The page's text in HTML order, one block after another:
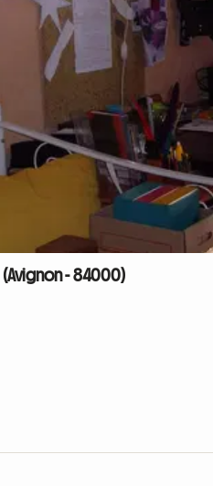
(Avignon - 84000)